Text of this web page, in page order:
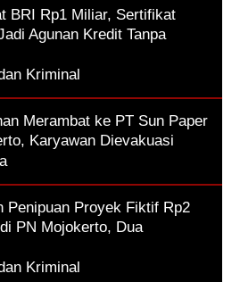
BRI Rp1 Miliar, Sertifikat
Agunan Kredit Tanpa
Kriminal
Merambat ke PT Sun Paper
Karyawan Dievakuasi
,
Penipuan Proyek Fiktif Rp2
PN Mojokerto, Dua
Kriminal